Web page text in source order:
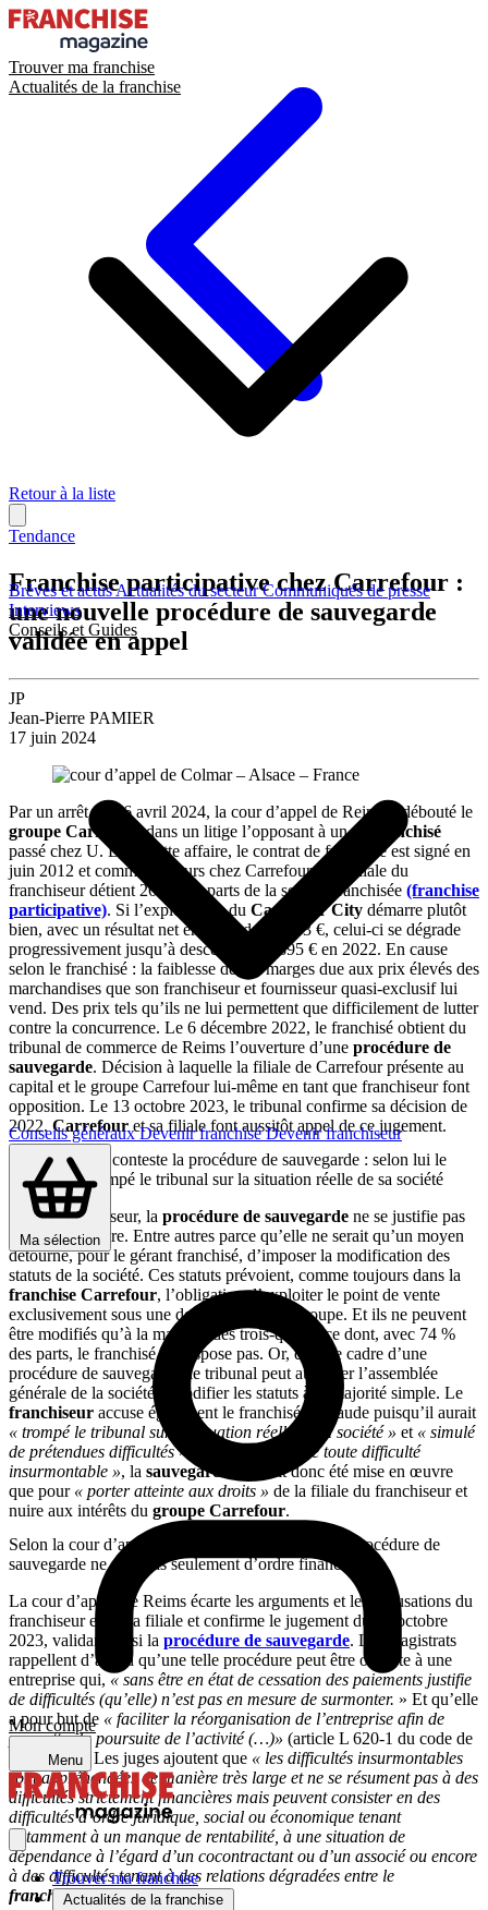
Trouver ma franchise
Actualités de la franchise
Brèves et actusActualités du secteurCommuniqués de presse
Interviews
Conseils et Guides
Conseils générauxDevenir franchiséDevenir franchiseur
Ma sélection
Mon compte
Menu
Trouver ma franchise
Actualités de la franchise
Retour à la liste
Tendance
Franchise participative chez Carrefour :
une nouvelle procédure de sauvegarde
validée en appel
JP
Jean-Pierre PAMIER
17 juin 2024
Par un arrêt du 16 avril 2024, la cour d’appel de Reims a débouté le
groupe Carrefourdans un litige l’opposant à unex-franchisé
passé chez U. Dans cette affaire, le contrat de franchise est signé en
juin 2012 et comme toujours chez Carrefour, une filiale du
franchiseur détient 26 % des parts de la société franchisée (franchise
participative). Si l’exploitation du Carrefour City démarre plutôt
bien, avec un résultat net en 2013 de 66 583 €, celui-ci se dégrade
progressivement jusqu’à descendre à 3 895 € en 2022. En cause
selon le franchisé : la faiblesse de ses marges due aux prix élevés des
marchandises que son franchiseur et fournisseur quasi-exclusif lui
vend. Des prix tels qu’ils ne lui permettent que difficilement de lutter
contre la concurrence. Le 6 décembre 2022, le franchisé obtient du
tribunal de commerce de Reims l’ouverture d’une procédure de
sauvegarde. Décision à laquelle la filiale de Carrefour présente au
capital et le groupe Carrefour lui-même en tant que franchiseur font
opposition. Le 13 octobre 2023, le tribunal confirme sa décision de
2022. Carrefour et sa filiale font aussitôt appel de ce jugement.
Le franchiseur conteste la procédure de sauvegarde : selon lui le
franchisé a trompé le tribunal sur la situation réelle de sa société
Pour le franchiseur, la procédure de sauvegarde ne se justifie pas
dans cette affaire. Entre autres parce qu’elle ne serait qu’un moyen
détourné, pour le gérant franchisé, d’imposer la modification des
statuts de la société. Ces statuts prévoient, comme toujours dans la
franchise Carrefour, l’obligation d’exploiter le point de vente
exclusivement sous une des enseignes du groupe. Et ils ne peuvent
être modifiés qu’à la majorité des trois-quarts, ce dont, avec 74 %
des parts, le franchisé ne dispose pas. Or, dans le cadre d’une
procédure de sauvegarde, le tribunal peut autoriser l’assemblée
générale de la société à modifier les statuts à la majorité simple. Le
franchiseur accuse également le franchisé de fraude puisqu’il aurait
« trompé le tribunal sur la situation réelle de la société » et « simulé
de prétendues difficultés». «
En l’absence de toute difficulté
insurmontable », la sauvegarde
n’aurait donc été mise en œuvre
que pour « porter atteinte aux droits » de la filiale du franchiseur et
nuire aux intérêts du groupe Carrefour.
Selon la cour d’appel, les difficultés justifiant une procédure de
sauvegarde ne sont pas seulement d’ordre financier
La cour d’appel de Reims écarte les arguments et les accusations du
franchiseur et de sa filiale et confirme le jugement du 13 octobre
2023, validant ainsi la procédure de sauvegarde. Les magistrats
rappellent d’abord qu’une telle procédure peut être ouverte à une
entreprise qui,« sans être en état de cessation des paiements justifie
de difficultés (qu’elle) n’est pas en mesure de surmonter. » Et qu’elle
a pour but de « faciliter la réorganisation de l’entreprise afin de
permettre la poursuite de l’activité (…)» (article L 620-1 du code de
commerce). Les juges ajoutent que « les difficultés insurmontables
sont appréhendées de manière très large et ne se résument pas à des
difficultés strictement financières mais peuvent consister en des
difficultés d’ordre juridique, social ou économique tenant
notamment à un manque de rentabilité, à une situation de
dépendance à l’égard d’un cocontractant ou d’un associé ou encore
à des difficultés tenant à des relations dégradées entre le
franchiseuret lefranchisé. »